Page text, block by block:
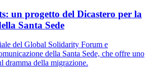
un progetto del Dicastero per la
Santa Sede
del Global Solidarity Forum e
della Santa Sede, che offre uno
dramma della migrazione.